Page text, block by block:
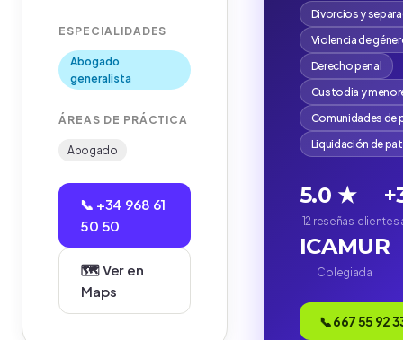
ESPECIALIDADES
Abogado
generalista
ÁREAS DE PRÁCTICA
Abogado
📞 +34 968 61
50 50
🗺️ Ver en
Maps
Divorcios y
Violencia de
Derecho penal
Custodia y
Comunidades de
Liquidación de
5.0 ★
12 reseñas clientes
ICAMUR
Colegiada
📞 667 55 92